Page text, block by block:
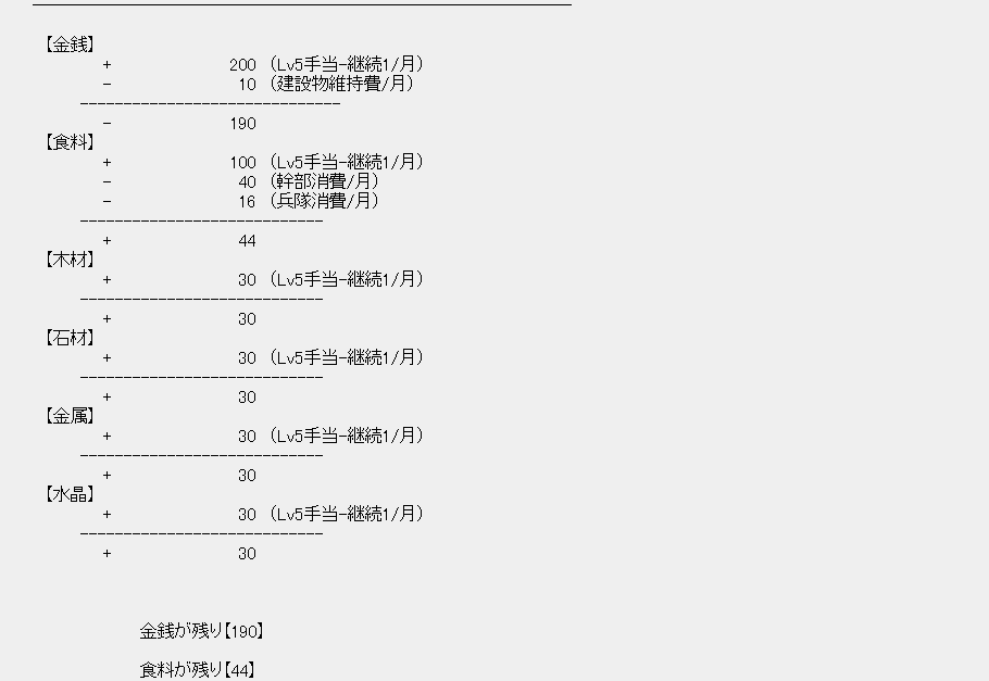
───────────────────────────────
【金銭】
+ 200 （Lv5手当-継続1/月）
- 10 （建設物維持費/月）
------------------------------
- 190
【食料】
+ 100 （Lv5手当-継続1/月）
- 40 （幹部消費/月）
- 16 （兵隊消費/月）
----------------------------
+ 44
【木材】
+ 30 （Lv5手当-継続1/月）
----------------------------
+ 30
【石材】
+ 30 （Lv5手当-継続1/月）
----------------------------
+ 30
【金属】
+ 30 （Lv5手当-継続1/月）
----------------------------
+ 30
【水晶】
+ 30 （Lv5手当-継続1/月）
----------------------------
+ 30
金銭が残り【190】
食料が残り【44】